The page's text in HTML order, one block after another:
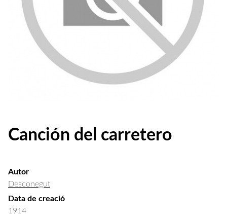
Canción del carretero
Autor
Desconegut
Data de creació
1914